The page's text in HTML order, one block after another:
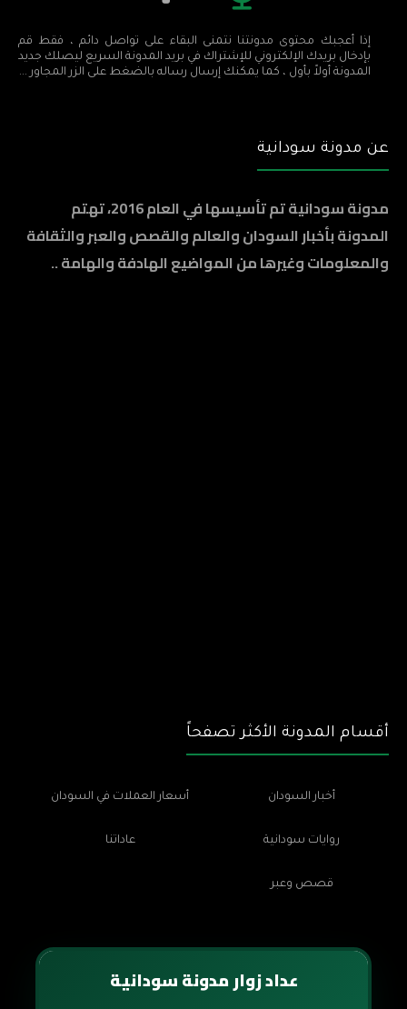
إذا أعجبك محتوى مدونتنا نتمنى البقاء على تواصل دائم ، فقط قم
بإدخال بريدك الإلكتروني للإشتراك في بريد المدونة السريع ليصلك جديد
المدونة أولاً بأول ، كما يمكنك إرسال رساله بالضغط على الزر المجاور ...
عن مدونة سودانية
مدونة سودانية تم تأسيسها في العام 2016، تهتم
المدونة بأخبار السودان والعالم والقصص والعبر والثقافة
والمعلومات وغيرها من المواضيع الهادفة والهامة ..
أقسام المدونة الأكثر تصفحاً
أخبار السودان أسعار العملات في السودان
روايات سودانية عاداتنا
قصص وعبر
عداد زوار مدونة سودانية